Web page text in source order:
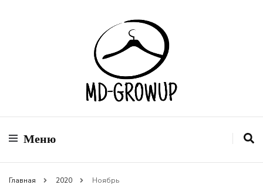
MD-GROWUP
Сеть магазинов модной одежды
Меню
Главная 2020 Ноябрь